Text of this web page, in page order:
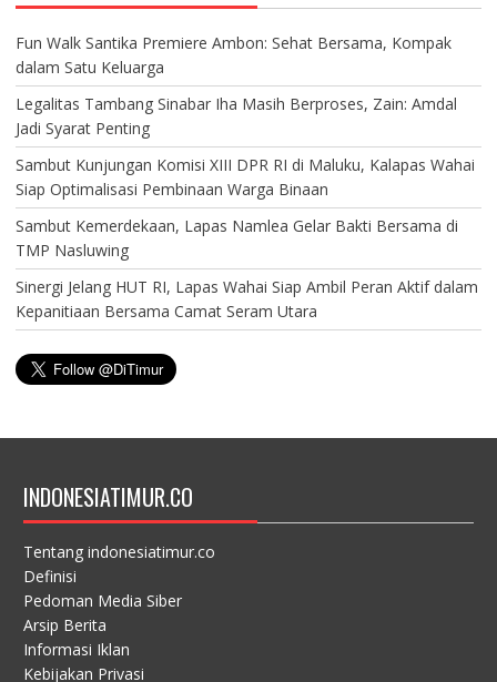
Fun Walk Santika Premiere Ambon: Sehat Bersama, Kompak
dalam Satu Keluarga
Legalitas Tambang Sinabar Iha Masih Berproses, Zain: Amdal
Jadi Syarat Penting
Sambut Kunjungan Komisi XIII DPR RI di Maluku, Kalapas Wahai
Siap Optimalisasi Pembinaan Warga Binaan
Sambut Kemerdekaan, Lapas Namlea Gelar Bakti Bersama di
TMP Nasluwing
Sinergi Jelang HUT RI, Lapas Wahai Siap Ambil Peran Aktif dalam
Kepanitiaan Bersama Camat Seram Utara
INDONESIATIMUR.CO
Tentang indonesiatimur.co
Definisi
Pedoman Media Siber
Arsip Berita
Informasi Iklan
Kebijakan Privasi